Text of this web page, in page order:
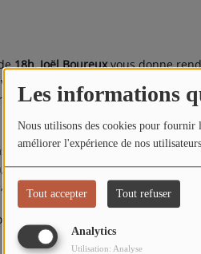
Les informations
Nous utilisons des cookies pour fournir
améliorer l'expérience de nos
Tout accepter Tout refuser
Analytics
Utilisation: Analyse
18h,Joël Boureuxvous donne
à la découverte sonore.
il met un point d’honneur à
d’explorer des univers
À travers ses sélections
et expression artistique.
rester connecté à la vitalité